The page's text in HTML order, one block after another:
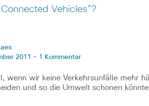
Vehicles”?
2011 - 1 Kommentar
wenn wir keine Verkehrsunfälle mehr
und so die Umwelt schonen